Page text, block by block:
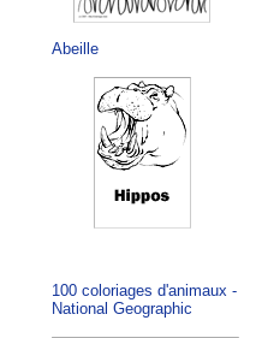
Abeille
100 coloriages d'animaux -
National Geographic